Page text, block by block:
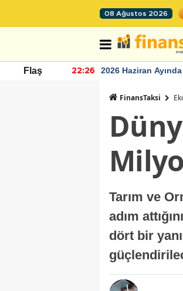
08 Ağustos 2026
Flaş
Artışı 22:24
TCMB'nin
FinansTaksi
Tarım ve
adım
dört bir